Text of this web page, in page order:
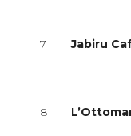
7 Jabiru
8